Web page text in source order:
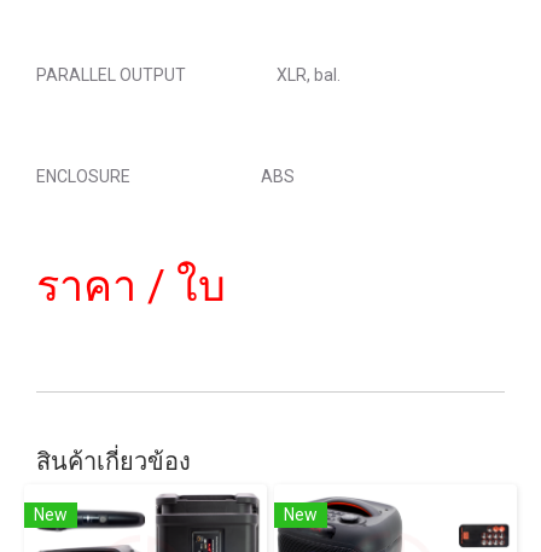
PARALLEL OUTPUT XLR, bal.
ENCLOSURE ABS
ราคา / ใบ
สินค้าเกี่ยวข้อง
New New